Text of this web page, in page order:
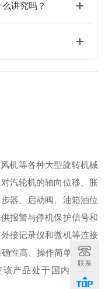
讲究吗？
机等各种大型旋转机械
汽轮机的轴向位移、胀
器、启动阀、油箱油位
报警与停机保护信号和
接记录仪和微机等连接
性高、操作简单、维护
产品处于国内优秀水
联系